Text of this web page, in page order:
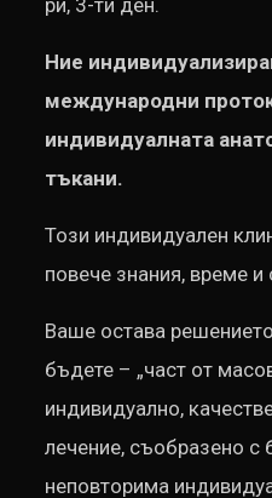
ри, 3-ти ден.
Ние
международни
индивидуалната
тъкани.
Този индивидуален
повече знания, време и
Ваше остава
бъдете – „част от
индивидуално,
лечение, съобразено с
неповторима